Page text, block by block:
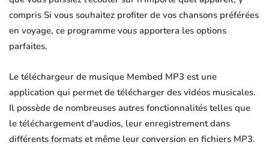
compris Si vous souhaitez profiter de vos chansons préférées
en voyage, ce programme vous apportera les options
parfaites.
Le téléchargeur de musique Membed MP3 est une
application qui permet de télécharger des vidéos musicales.
Il possède de nombreuses autres fonctionnalités telles que
le téléchargement d'audios, leur enregistrement dans
différents formats et même leur conversion en fichiers MP3.